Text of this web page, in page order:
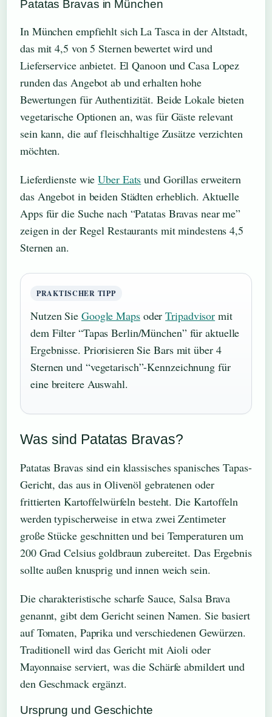
Patatas Bravas in München
In München empfiehlt sich La Tasca in der Altstadt,
das mit 4,5 von 5 Sternen bewertet wird und
Lieferservice anbietet. El Qanoon und Casa Lopez
runden das Angebot ab und erhalten hohe
Bewertungen für Authentizität. Beide Lokale bieten
vegetarische Optionen an, was für Gäste relevant
sein kann, die auf fleischhaltige Zusätze verzichten
möchten.
Lieferdienste wieUber Eats und Gorillas erweitern
das Angebot in beiden Städten erheblich. Aktuelle
Apps für die Suche nach “Patatas Bravas near me”
zeigen in der Regel Restaurants mit mindestens 4,5
Sternen an.
PRAKTISCHER TIPP
Nutzen Sie Google MapsoderTripadvisor mit
dem Filter “Tapas Berlin/München” für aktuelle
Ergebnisse. Priorisieren Sie Bars mit über 4
Sternen und “vegetarisch”-Kennzeichnung für
eine breitere Auswahl.
Was sind Patatas Bravas?
Patatas Bravas sind ein klassisches spanisches Tapas-
Gericht, das aus in Olivenöl gebratenen oder
frittierten Kartoffelwürfeln besteht. Die Kartoffeln
werden typischerweise in etwa zwei Zentimeter
große Stücke geschnitten und bei Temperaturen um
200 Grad Celsius goldbraun zubereitet. Das Ergebnis
sollte außen knusprig und innen weich sein.
Die charakteristische scharfe Sauce, Salsa Brava
genannt, gibt dem Gericht seinen Namen. Sie basiert
auf Tomaten, Paprika und verschiedenen Gewürzen.
Traditionell wird das Gericht mit Aioli oder
Mayonnaise serviert, was die Schärfe abmildert und
den Geschmack ergänzt.
Ursprung und Geschichte